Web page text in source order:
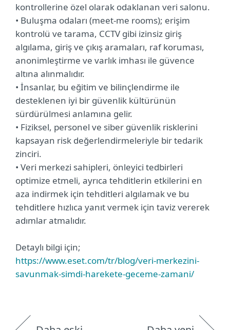
kontrollerine özel olarak odaklanan veri salonu.
• Buluşma odaları (meet-me rooms); erişim
kontrolü ve tarama, CCTV gibi izinsiz giriş
algılama, giriş ve çıkış aramaları, raf koruması,
anonimleştirme ve varlık imhası ile güvence
altına alınmalıdır.
• İnsanlar, bu eğitim ve bilinçlendirme ile
desteklenen iyi bir güvenlik kültürünün
sürdürülmesi anlamına gelir.
• Fiziksel, personel ve siber güvenlik risklerini
kapsayan risk değerlendirmeleriyle bir tedarik
zinciri.
• Veri merkezi sahipleri, önleyici tedbirleri
optimize etmeli, ayrıca tehditlerin etkilerini en
aza indirmek için tehditleri algılamak ve bu
tehditlere hızlıca yanıt vermek için taviz vererek
adımlar atmalıdır.
Detaylı bilgi için;
https://www.eset.com/tr/blog/veri-merkezini-
savunmak-simdi-harekete-geceme-zamani/